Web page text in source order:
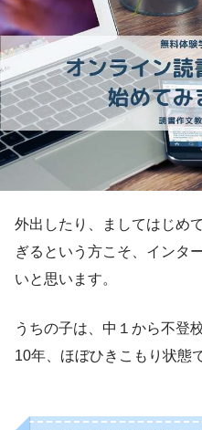
外出したり、ましてはじめ
ぎるという方こそ、インタ
いと思います。
うちの子は、中１から不登
10年、ほぼひきこもり状態